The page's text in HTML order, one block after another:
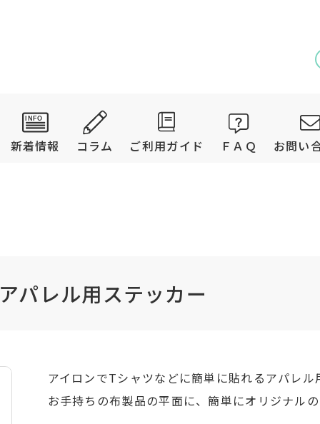
新着情報 コラム ご利用ガイド ＦＡＱ お問い
アパレル用ステッカー
アイロンでTシャツなどに簡単に貼れるアパレル
お手持ちの布製品の平面に、簡単にオリジナル